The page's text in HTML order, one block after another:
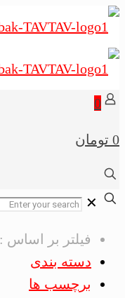
0
0 تومان
✕
فیلتر بر اساس :
دسته بندی
برچسب ها